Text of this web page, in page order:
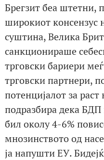
Брегзит беа штетни,
широкиот консензус
суштина, Велика
санкционираше
трговски бариери
трговски партнери,
потенцијалот за
подразбира дека БДП
бил околу 4-6%
мнозинството од
ја напушти ЕУ.